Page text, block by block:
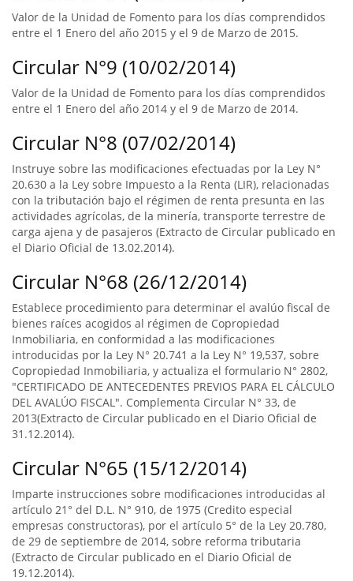
Valor de la Unidad de Fomento para los días comprendidos
entre el 1 Enero del año 2015 y el 9 de Marzo de 2015.
Circular N°9 (10/02/2014)
Valor de la Unidad de Fomento para los días comprendidos
entre el 1 Enero del año 2014 y el 9 de Marzo de 2014.
Circular N°8 (07/02/2014)
Instruye sobre las modificaciones efectuadas por la Ley N°
20.630 a la Ley sobre Impuesto a la Renta (LIR), relacionadas
con la tributación bajo el régimen de renta presunta en las
actividades agrícolas, de la minería, transporte terrestre de
carga ajena y de pasajeros (Extracto de Circular publicado en
el Diario Oficial de 13.02.2014).
Circular N°68 (26/12/2014)
Establece procedimiento para determinar el avalúo fiscal de
bienes raíces acogidos al régimen de Copropiedad
Inmobiliaria, en conformidad a las modificaciones
introducidas por la Ley N° 20.741 a la Ley N° 19,537, sobre
Copropiedad Inmobiliaria, y actualiza el formulario N° 2802,
"CERTIFICADO DE ANTECEDENTES PREVIOS PARA EL CÁLCULO
DEL AVALÚO FISCAL". Complementa Circular N° 33, de
2013(Extracto de Circular publicado en el Diario Oficial de
31.12.2014).
Circular N°65 (15/12/2014)
Imparte instrucciones sobre modificaciones introducidas al
artículo 21° del D.L. N° 910, de 1975 (Credito especial
empresas constructoras), por el artículo 5° de la Ley 20.780,
de 29 de septiembre de 2014, sobre reforma tributaria
(Extracto de Circular publicado en el Diario Oficial de
19.12.2014).